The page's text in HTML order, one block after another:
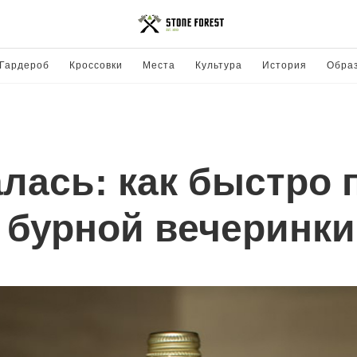
Гардероб Кроссовки Места Культура История
как быстро
вечеринки